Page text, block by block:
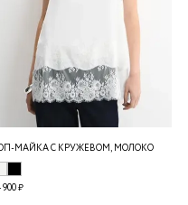
МАЙКА С КРУЖЕВОМ, МОЛОКО
900 ₽